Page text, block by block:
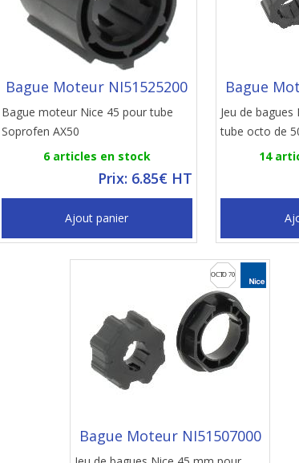
Bague Moteur NI51525200
Bague moteur Nice 45 pour tube
Soprofen AX50
6 articles en stock
Prix: 6.85€ HT
Ajout panier
Bague
Jeu de
tube octo de
14
Bague Moteur NI51507000